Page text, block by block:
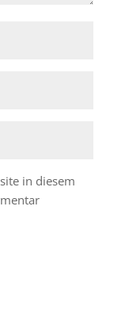
in diesem